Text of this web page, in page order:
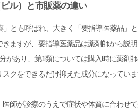
ル）と市販薬の違い
」とも呼ばれ、大きく「要指導医薬品」
きますが、要指導医薬品は薬剤師から説
があり、第1類については購入時に薬剤
クをできるだけ抑えた成分になっていま
師が診療のうえで症状や体質に合わせ